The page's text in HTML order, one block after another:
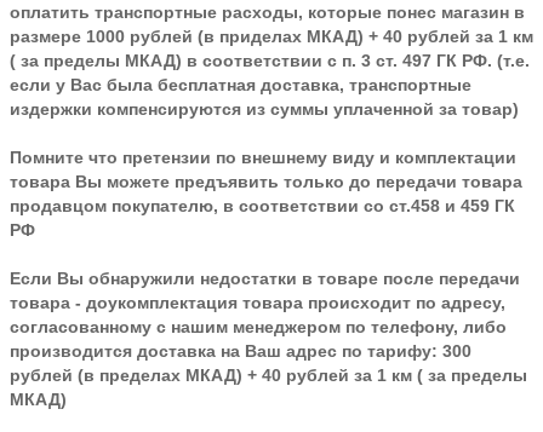
оплатить транспортные расходы, которые понес магазин в
размере 1000 рублей (в приделах МКАД) + 40 рублей за 1 км
( за пределы МКАД) в соответствии с п. 3 ст. 497 ГК РФ. (т.е.
если у Вас была бесплатная доставка, транспортные
издержки компенсируются из суммы уплаченной за товар)
Помните что претензии по внешнему виду и комплектации
товара Вы можете предъявить только до передачи товара
продавцом покупателю, в соответствии со ст.458 и 459 ГК
РФ
Если Вы обнаружили недостатки в товаре после передачи
товара - доукомплектация товара происходит по адресу,
согласованному с нашим менеджером по телефону, либо
производится доставка на Ваш адрес по тарифу: 300
рублей (в пределах МКАД) + 40 рублей за 1 км ( за пределы
МКАД)